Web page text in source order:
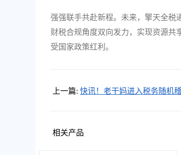
强强联手共赴新程。未来，擎天全税
财税合规角度双向发力，实现资源共
受国家政策红利。
上一篇: 快讯！老干妈进入税务随机
相关产品